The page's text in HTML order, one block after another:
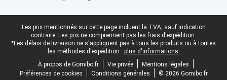
Pied-de-page légal
Les prix mentionnés sur cette page incluent la TVA, sauf indication
contraire. Les prix ne comprennent pas les frais d'expédition.
*Les délais de livraison ne s'appliquent pas à tous les produits ou à toutes
les méthodes d'expédition : plus d'informations.
À propos de Gomibo.fr
Vie privée
Mentions légales
Préférences de cookies
Conditions générales © 2026 Gomibo.fr